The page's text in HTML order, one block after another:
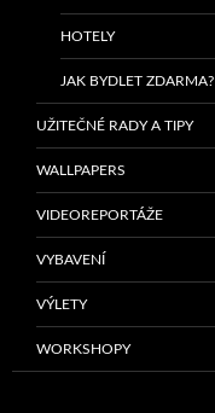
HOTELY
JAK BYDLET ZDARMA?
UŽITEČNÉ RADY A TIPY
WALLPAPERS
VIDEOREPORTÁŽE
VYBAVENÍ
VÝLETY
WORKSHOPY